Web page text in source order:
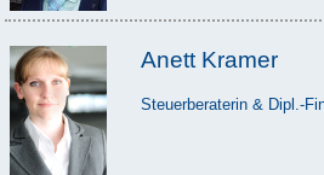
Anett Kramer
Steuerberaterin & Dipl.-